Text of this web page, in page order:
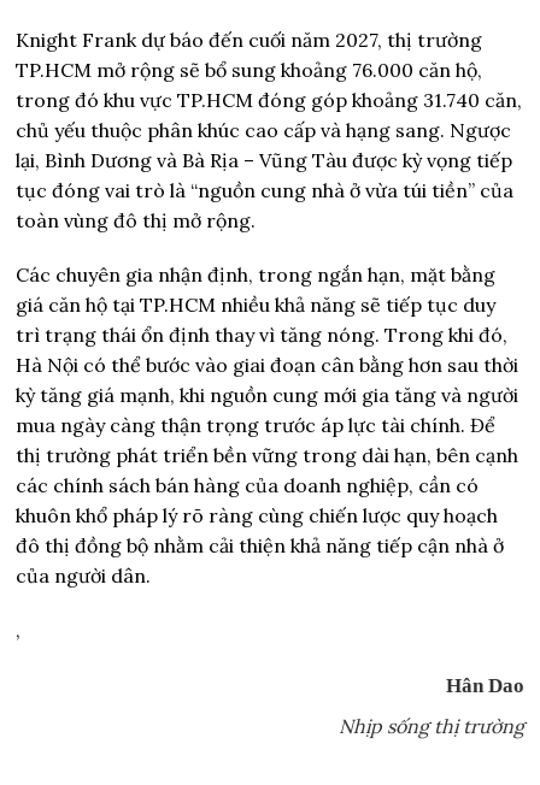
Knight Frank dự báo đến cuối năm 2027, thị trường
TP.HCM mở rộng sẽ bổ sung khoảng 76.000 căn hộ,
trong đó khu vực TP.HCM đóng góp khoảng 31.740 căn,
chủ yếu thuộc phân khúc cao cấp và hạng sang. Ngược
lại, Bình Dương và Bà Rịa – Vũng Tàu được kỳ vọng tiếp
tục đóng vai trò là “nguồn cung nhà ở vừa túi tiền” của
toàn vùng đô thị mở rộng.
Các chuyên gia nhận định, trong ngắn hạn, mặt bằng
giá căn hộ tại TP.HCM nhiều khả năng sẽ tiếp tục duy
trì trạng thái ổn định thay vì tăng nóng. Trong khi đó,
Hà Nội có thể bước vào giai đoạn cân bằng hơn sau thời
kỳ tăng giá mạnh, khi nguồn cung mới gia tăng và người
mua ngày càng thận trọng trước áp lực tài chính. Để
thị trường phát triển bền vững trong dài hạn, bên cạnh
các chính sách bán hàng của doanh nghiệp, cần có
khuôn khổ pháp lý rõ ràng cùng chiến lược quy hoạch
đô thị đồng bộ nhằm cải thiện khả năng tiếp cận nhà ở
của người dân.
,
Hân Dao
Nhịp sống thị trường